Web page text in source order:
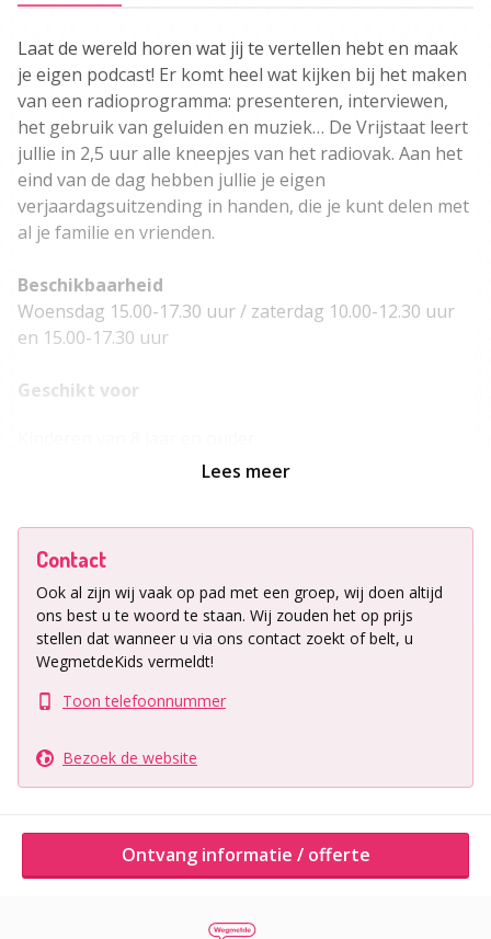
Laat de wereld horen wat jij te vertellen hebt en maak
je eigen podcast! Er komt heel wat kijken bij het maken
van een radioprogramma: presenteren, interviewen,
het gebruik van geluiden en muziek… De Vrijstaat leert
jullie in 2,5 uur alle kneepjes van het radiovak. Aan het
eind van de dag hebben jullie je eigen
verjaardagsuitzending in handen, die je kunt delen met
al je familie en vrienden.
Beschikbaarheid
Woensdag 15.00-17.30 uur / zaterdag 10.00-12.30 uur
en 15.00-17.30 uur
Geschikt voor
Waar: Leidsche Rijn Utrecht
Dit feestje vindt plaats in de wagenschuur bij de
boerderij van De Vrijstaat.
Ontvang informatie / offerte
Andere activiteiten van dit bedrijf
Lees meer
Contact
Ook al zijn wij vaak op pad met een groep, wij doen altijd
ons best u te woord te staan. Wij zouden het op prijs
stellen dat wanneer u via ons contact zoekt of belt, u
WegmetdeKids vermeldt!
Toon telefoonnummer
Bezoek de website
Ontvang informatie / offerte